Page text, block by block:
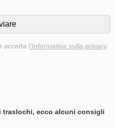
accetta l'Informativa sulla privacy
traslochi, ecco alcuni consigli